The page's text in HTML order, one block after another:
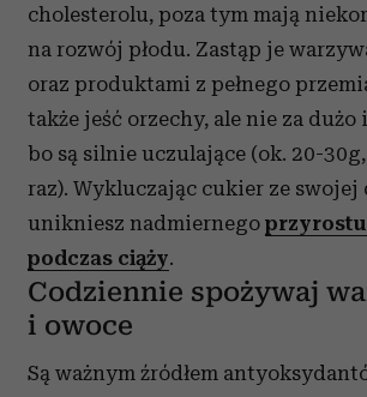
cholesterolu, poza tym mają
na rozwój płodu. Zastąp je
oraz produktami z pełnego
także jeść orzechy, ale nie za dużo
bo są silnie uczulające (ok. 20-
raz). Wykluczając cukier ze swojej
unikniesz nadmiernego przyrostu
podczas ciąży.
Codziennie spożywaj
i owoce
Są ważnym źródłem